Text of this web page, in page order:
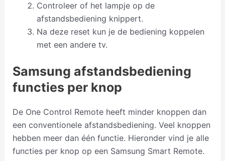
Controleer of het lampje op de
afstandsbediening knippert.
Na deze reset kun je de bediening koppelen
met een andere tv.
Samsung afstandsbediening
functies per knop
De One Control Remote heeft minder knoppen dan
een conventionele afstandsbediening. Veel knoppen
hebben meer dan één functie. Hieronder vind je alle
functies per knop op een Samsung Smart Remote.